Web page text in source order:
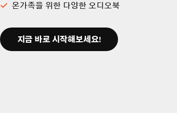
온가족을 위한 다양한 오디오북
지금 바로 시작해보세요!